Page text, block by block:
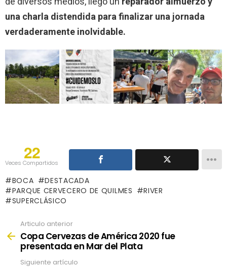
una charla distendida para finalizar una jornada
verdaderamente inolvidable.
22
Veces Compartidos
BOCA
DESTACADA
PARQUE CERVECERO DE QUILMES
RIVER
SUPERCLÁSICO
more
Articulo anterior
Copa Cervezas de América 2020 fue
presentada en Mar del Plata
Siguiente artículo